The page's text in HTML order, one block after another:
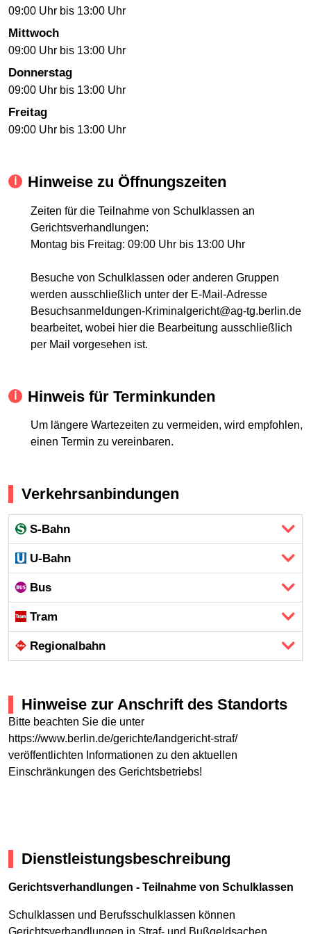
09:00 Uhr bis 13:00 Uhr
Mittwoch
09:00 Uhr bis 13:00 Uhr
Donnerstag
09:00 Uhr bis 13:00 Uhr
Freitag
09:00 Uhr bis 13:00 Uhr
Hinweise zu Öffnungszeiten
Zeiten für die Teilnahme von Schulklassen an
Gerichtsverhandlungen:
Montag bis Freitag: 09:00 Uhr bis 13:00 Uhr
Besuche von Schulklassen oder anderen Gruppen
werden ausschließlich unter der E-Mail-Adresse
Besuchsanmeldungen-Kriminalgericht@ag-tg.berlin.de
bearbeitet, wobei hier die Bearbeitung ausschließlich
per Mail vorgesehen ist.
Hinweis für Terminkunden
Um längere Wartezeiten zu vermeiden, wird empfohlen,
einen Termin zu vereinbaren.
Verkehrsanbindungen
S-Bahn
U-Bahn
Bus
Tram
Regional­bahn
Hinweise zur Anschrift des Standorts
Bitte beachten Sie die unter
https://www.berlin.de/gerichte/landgericht-straf/
veröffentlichten Informationen zu den aktuellen
Einschränkungen des Gerichtsbetriebs!
Dienstleistungsbeschreibung
Gerichtsverhandlungen - Teilnahme von Schulklassen
Schulklassen und Berufsschulklassen können
Gerichtsverhandlungen in Straf- und Bußgeldsachen